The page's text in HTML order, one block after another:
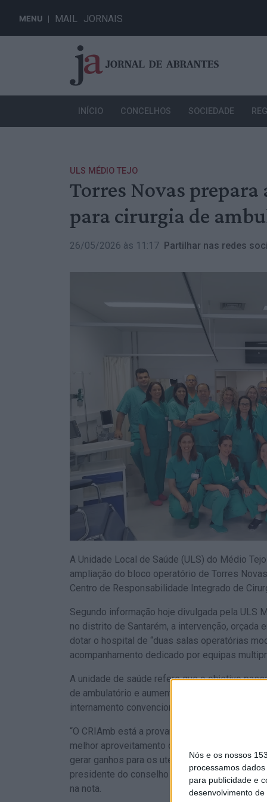
Nós e os nossos
processamos
para publicidade e
desenvolvimento de
MENU MAIL JORNAIS
INÍCIO CONCELHOS SOCIEDADE
ULS MÉDIO TEJO
Torres Novas
para cirurgia de
26/05/2026 às 11:17 Partilhar nas redes
A Unidade Local de Saúde (ULS) do Médio
ampliação do bloco operatório de Torres
Centro de Responsabilidade Integrado de
Segundo informação hoje divulgada pela ULS
no distrito de Santarém, a intervenção, orçada
dotar o hospital de “duas salas operatórias
acompanhamento dedicado por equipas
A unidade de saúde refere que o objetivo
de ambulatório e aumentar a capacidade de
internamento convencional.
“O CRIAmb está a provar que reorganizar é
melhor aproveitamento da resposta cirúrgica
gerar ganhos para os utentes e para o Serviço
presidente do conselho de administração da
na nota.